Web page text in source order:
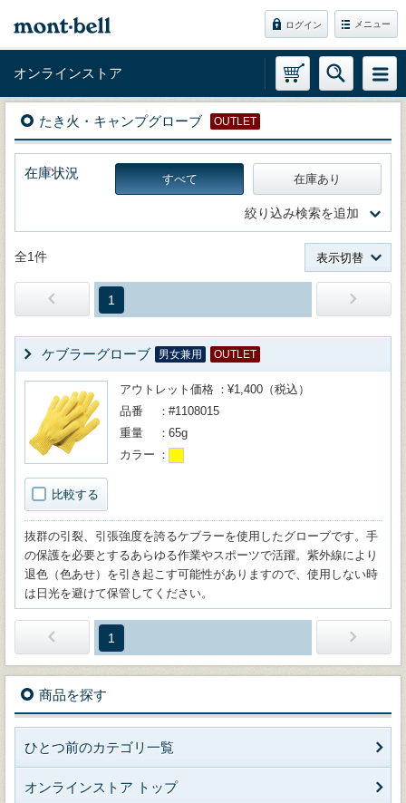
ログイン メニュー
オンラインストア
たき火・キャンプグローブ OUTLET
在庫状況 すべて 在庫あり
絞り込み検索を追加
全1件 表示切替
1
ケブラーグローブ 男女兼用 OUTLET
比較する
アウトレット価格
¥1,400（税込）
品番
#1108015
重量
65g
カラー
抜群の引裂、引張強度を誇るケブラーを使用したグローブです。手
の保護を必要とするあらゆる作業やスポーツで活躍。紫外線により
退色（色あせ）を引き起こす可能性がありますので、使用しない時
は日光を避けて保管してください。
1
商品を探す
ひとつ前のカテゴリ一覧
オンラインストア トップ